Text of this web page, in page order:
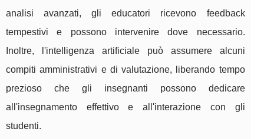
analisi avanzati, gli educatori ricevono feedback
tempestivi e possono intervenire dove necessario.
Inoltre, l'intelligenza artificiale può assumere alcuni
compiti amministrativi e di valutazione, liberando tempo
prezioso che gli insegnanti possono dedicare
all'insegnamento effettivo e all'interazione con gli
studenti.